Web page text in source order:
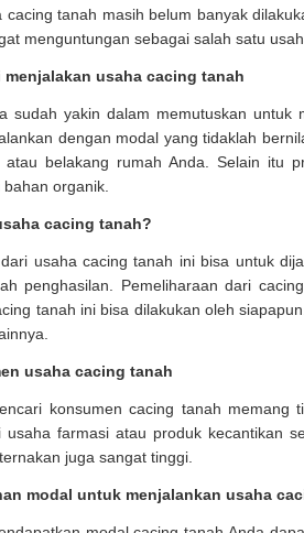
cacing tanah masih belum banyak
menguntungan sebagai salah satu
menjalakan usaha cacing tanah
sudah yakin dalam memutuskan
dengan modal yang tidaklah
atau belakang rumah Anda. Selain itu
organik.
cacing tanah?
usaha cacing tanah ini bisa untuk
penghasilan. Pemeliharaan dari
tanah ini bisa dilakukan oleh
usaha cacing tanah
konsumen cacing tanah memang
usaha farmasi atau produk kecantikan
juga sangat tinggi.
modal untuk menjalankan usaha